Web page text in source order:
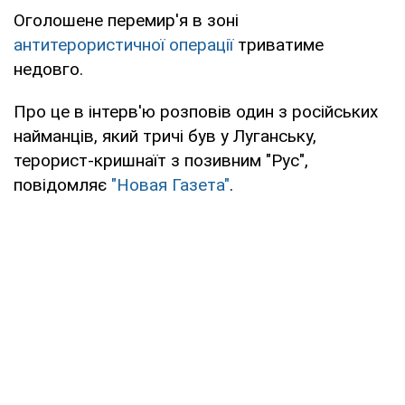
Оголошене перемир'я в зоні
антитерористичної операціїтриватиме
недовго.
Про це в інтерв'ю розповів один з російських
найманців, який тричі був у Луганську,
терорист-кришнаїт з позивним "Рус",
повідомляє "Новая Газета".